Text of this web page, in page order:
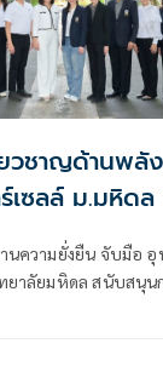
วชาญด้านพลั
เซลล์ ม.มหิดล
based
มหนุนศักยภา
นความยั่งยืน จับมือ
ยาลัยมหิดล สนับสนุน